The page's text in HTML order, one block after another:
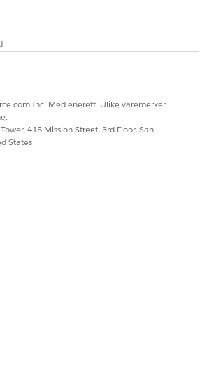
Inc. Med enerett. Ulike varemerker
415 Mission Street, 3rd Floor, San
States